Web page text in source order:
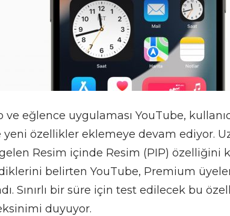
ve eğlence uygulaması YouTube,
yeni özellikler eklemeye devam ediyor.
Resim içinde Resim (PIP) özelliğini
belirten YouTube, Premium
Sınırlı bir süre için test edilecek bu
duyuyor.